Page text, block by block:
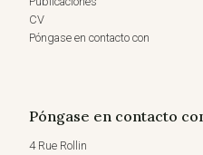
CV
Póngase en contacto con
Póngase en contacto
4 Rue Rollin